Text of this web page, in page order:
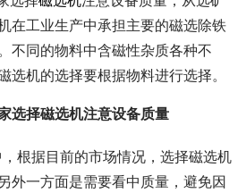
在工业生产中承担主要的磁选除铁
不同的物料中含磁性杂质各种不
选机的选择要根据物料进行选择。
选择磁选机注意设备质量
根据目前的市场情况，选择磁选机
外一方面是需要看中质量，避免因